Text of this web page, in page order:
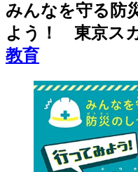
みんなを守る
よう！ 東京ス
教育